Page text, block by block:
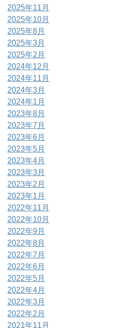
2025年11月
2025年10月
2025年8月
2025年3月
2025年2月
2024年12月
2024年11月
2024年3月
2024年1月
2023年8月
2023年7月
2023年6月
2023年5月
2023年4月
2023年3月
2023年2月
2023年1月
2022年11月
2022年10月
2022年9月
2022年8月
2022年7月
2022年6月
2022年5月
2022年4月
2022年3月
2022年2月
2021年11月